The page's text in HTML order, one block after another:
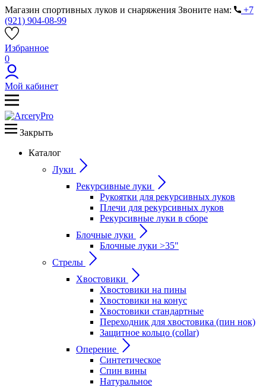
Магазин спортивных луков и снаряжения Звоните нам:
+7
(921) 904-08-99
Избранное
0
Мой кабинет
Закрыть
Каталог
Луки
Рекурсивные луки
Рукоятки для рекурсивных луков
Плечи для рекурсивных луков
Рекурсивные луки в сборе
Блочные луки
Блочные луки >35"
Стрелы
Хвостовики
Хвостовики на пины
Хвостовики на конус
Хвостовики стандартные
Переходник для хвостовика (пин нок)
Защитное кольцо (collar)
Оперение
Синтетическое
Спин вины
Натуральное